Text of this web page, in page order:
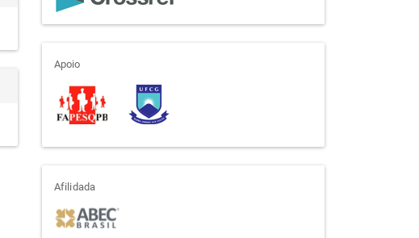
apoio
Apoio
afiliada
Afilidada